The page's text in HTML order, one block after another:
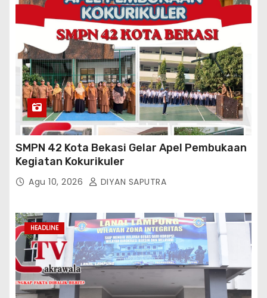
SMPN 42 Kota Bekasi Gelar Apel Pembukaan
Kegiatan Kokurikuler
Agu 10, 2026 DIYAN SAPUTRA
HEADLINE